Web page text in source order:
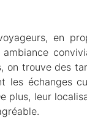
en
on trouve des
les échanges
plus, leur